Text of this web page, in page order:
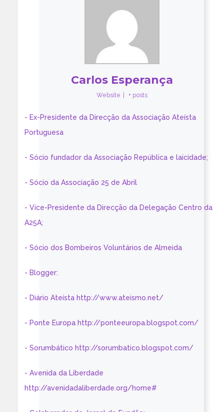
Carlos Esperança
Website + posts
- Ex-Presidente da Direcção da Associação Ateísta
Portuguesa
- Sócio fundador da Associação República e laicidade;
- Sócio da Associação 25 de Abril
- Vice-Presidente da Direcção da Delegação Centro da
A25A;
- Sócio dos Bombeiros Voluntários de Almeida
- Blogger:
- Diário Ateísta http://www.ateismo.net/
- Ponte Europa http://ponteeuropa.blogspot.com/
- Sorumbático http://sorumbatico.blogspot.com/
- Avenida da Liberdade
http://avenidadaliberdade.org/home#